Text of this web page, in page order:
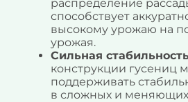
распределение
способствует
высокому урожаю на
урожая.
Сильная
конструкции гусениц
поддерживать
в сложных и